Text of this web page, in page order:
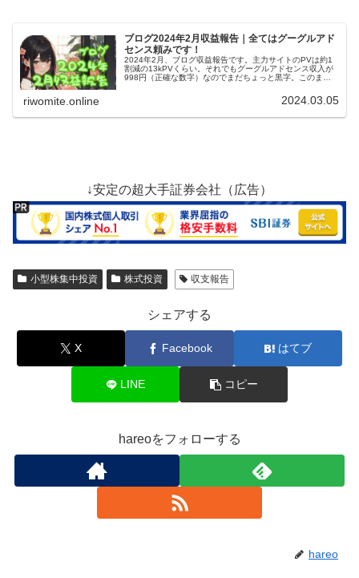
ブログ2024年2月収益報告｜全てはグーグルアド
センス頼みです！
2024年2月、ブログ収益報告です。主力サイトのPVは約1
割減の13kPVくらい。それでもグーグルアドセンス収入が
998円（正確な数字）なのでまだちょっと黒字。このまま
riwomite.online 2024.03.05
↓安定の超大手証券会社（広告）
小型株集中投資 株式投資 収支報告
シェアする
X Facebook はてブ
LINE コピー
hareoをフォローする
hareo